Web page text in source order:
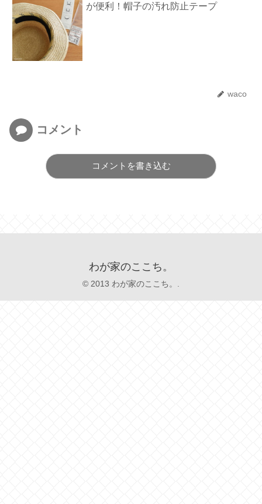
が便利！帽子の汚れ防止テープ
waco
コメント
コメントを書き込む
わが家のここち。
© 2013 わが家のここち。.